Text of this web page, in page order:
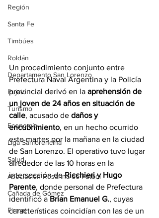
Región
Santa Fe
Timbúes
Roldán
Departamento San Lorenzo
Pujato
Turismo
Economía
Liga Sanlorencina
Salud
Asociación Rosarina de Fútbol
Cañada de Gómez
Firmat
Un procedimiento conjunto entre
Prefectura Naval Argentina y la Policía
provincial derivó en la aprehensión de
un joven de 24 años en situación de
calle, acusado de daños y
encubrimiento, en un hecho ocurrido
este martes por la mañana en la ciudad
de San Lorenzo. El operativo tuvo lugar
alrededor de las 10 horas en la
intersección de Ricchieri y Hugo
Parente, donde personal de Prefectura
identificó a Brian Emanuel G., cuyas
características coincidían con las de un